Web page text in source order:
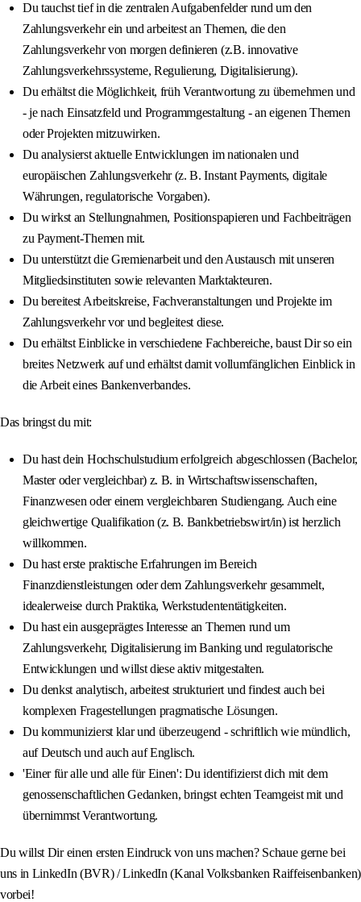
Du tauchst tief in die zentralen Aufgabenfelder rund um den
Zahlungsverkehr ein und arbeitest an Themen, die den
Zahlungsverkehr von morgen definieren (z.B. innovative
Zahlungsverkehrssysteme, Regulierung, Digitalisierung).
Du erhältst die Möglichkeit, früh Verantwortung zu übernehmen und
- je nach Einsatzfeld und Programmgestaltung - an eigenen Themen
oder Projekten mitzuwirken.
Du analysierst aktuelle Entwicklungen im nationalen und
europäischen Zahlungsverkehr (z. B. Instant Payments, digitale
Währungen, regulatorische Vorgaben).
Du wirkst an Stellungnahmen, Positionspapieren und Fachbeiträgen
zu Payment-Themen mit.
Du unterstützt die Gremienarbeit und den Austausch mit unseren
Mitgliedsinstituten sowie relevanten Marktakteuren.
Du bereitest Arbeitskreise, Fachveranstaltungen und Projekte im
Zahlungsverkehr vor und begleitest diese.
Du erhältst Einblicke in verschiedene Fachbereiche, baust Dir so ein
breites Netzwerk auf und erhältst damit vollumfänglichen Einblick in
die Arbeit eines Bankenverbandes.
Das bringst du mit:
Du hast dein Hochschulstudium erfolgreich abgeschlossen (Bachelor,
Master oder vergleichbar) z. B. in Wirtschaftswissenschaften,
Finanzwesen oder einem vergleichbaren Studiengang. Auch eine
gleichwertige Qualifikation (z. B. Bankbetriebswirt/in) ist herzlich
willkommen.
Du hast erste praktische Erfahrungen im Bereich
Finanzdienstleistungen oder dem Zahlungsverkehr gesammelt,
idealerweise durch Praktika, Werkstudententätigkeiten.
Du hast ein ausgeprägtes Interesse an Themen rund um
Zahlungsverkehr, Digitalisierung im Banking und regulatorische
Entwicklungen und willst diese aktiv mitgestalten.
Du denkst analytisch, arbeitest strukturiert und findest auch bei
komplexen Fragestellungen pragmatische Lösungen.
Du kommunizierst klar und überzeugend - schriftlich wie mündlich,
auf Deutsch und auch auf Englisch.
'Einer für alle und alle für Einen': Du identifizierst dich mit dem
genossenschaftlichen Gedanken, bringst echten Teamgeist mit und
übernimmst Verantwortung.
Du willst Dir einen ersten Eindruck von uns machen? Schaue gerne bei
uns in LinkedIn (BVR) / LinkedIn (Kanal Volksbanken Raiffeisenbanken)
vorbei!